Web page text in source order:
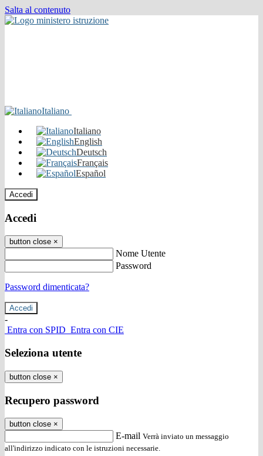
Salta al contenuto
Italiano
Italiano
English
Deutsch
Français
Español
Accedi
Accedi
button close ×
Nome Utente
Password
Password dimenticata?
-
Entra con SPID Entra con CIE
Seleziona utente
button close ×
Recupero password
button close ×
E-mail Verrà inviato un messaggio
all'indirizzo indicato con le istruzioni necessarie.